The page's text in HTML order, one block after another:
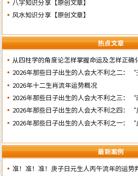
八字知识分享【原创文章】
风水知识分享【原创文章】
热点文章
从四柱学的角度论怎样掌握命运及怎样正确
祸
2026年那些日子出生的人会大不利之二：‘
2026年十二生肖流年运势概况
2026年那些日子出生的人会大不利之三：‘
2026年那些日子出生的人会大不利之四：‘
2026年那些日子出生的人会大不利之一：‘
最新案例
准！准！准！庚子日元生人丙午流年的运势